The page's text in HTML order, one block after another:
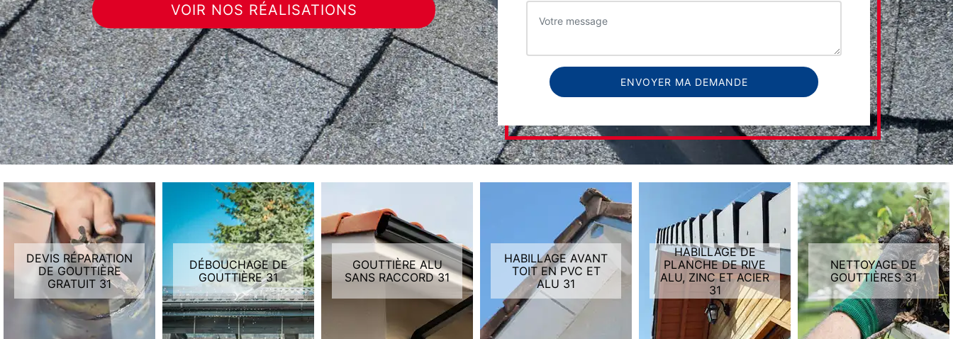
VOIR NOS RÉALISATIONS
DEVIS RÉPARATION
DE GOUTTIÈRE
GRATUIT 31
DÉBOUCHAGE DE
GOUTTIÈRE 31
GOUTTIÈRE ALU
SANS RACCORD 31
HABILLAGE AVANT
TOIT EN PVC ET
ALU 31
HABILLAGE DE
PLANCHE DE RIVE
ALU, ZINC ET ACIER
31
NETTOYAGE DE
GOUTTIÈRES 31